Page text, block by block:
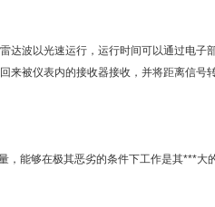
达波以光速运行，运行时间可以通过电子
被仪表内的接收器接收，并将距离信号
，能够在极其恶劣的条件下工作是其***大